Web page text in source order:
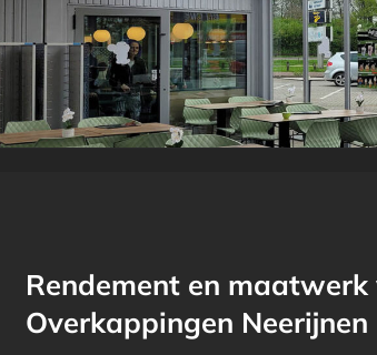
Rendement en
Overkappingen Neerijnen